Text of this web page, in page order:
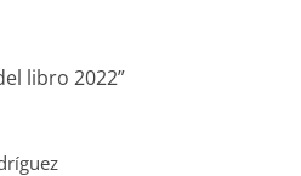
libro 2022”